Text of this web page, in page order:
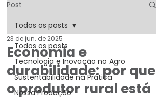
Post
Todos os posts
Tecnologia e Inovação no Agro
Sustentabilidade na Prática
Nossa Produção
Todos os posts
Economia e
durabilidade: por que
o produtor rural está
23 de jun. de 2025